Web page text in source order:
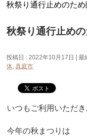
秋祭り通行止めのた
秋祭り通行止め
投稿日 : 2022年10月17日 最
体,真庭市
いつもご利用いただ
今年の秋まつりは